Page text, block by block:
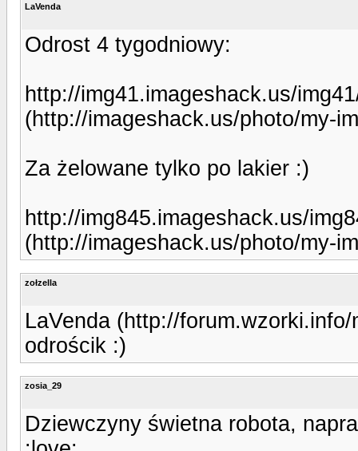
LaVenda
Odrost 4 tygodniowy:
http://img41.imageshack.us/
(http://imageshack.us/photo/my-
Za żelowane tylko po lakier :)
http://img845.imageshack.us/
(http://imageshack.us/photo/my-
zołzella
LaVenda (http://
odrościk :)
zosia_29
Dziewczyny świetna robota,